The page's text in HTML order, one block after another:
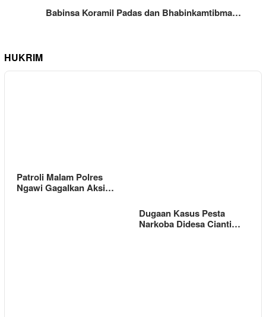
Babinsa Koramil Padas dan Bhabinkamtibma…
HUKRIM
Patroli Malam Polres
Ngawi Gagalkan Aksi…
Dugaan Kasus Pesta
Narkoba Didesa Cianti…